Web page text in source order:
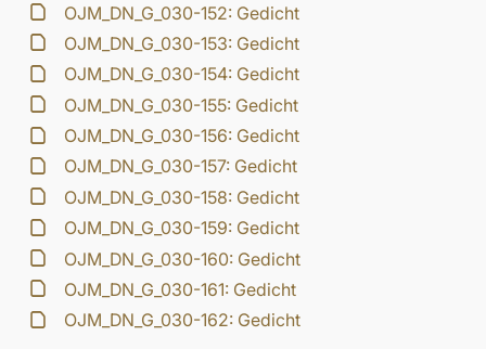
OJM_DN_G_030-152: Gedicht
OJM_DN_G_030-153: Gedicht
OJM_DN_G_030-154: Gedicht
OJM_DN_G_030-155: Gedicht
OJM_DN_G_030-156: Gedicht
OJM_DN_G_030-157: Gedicht
OJM_DN_G_030-158: Gedicht
OJM_DN_G_030-159: Gedicht
OJM_DN_G_030-160: Gedicht
OJM_DN_G_030-161: Gedicht
OJM_DN_G_030-162: Gedicht